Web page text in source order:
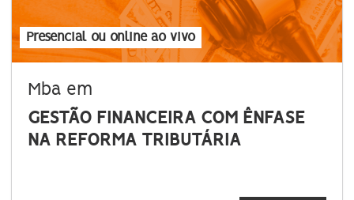
Presencial ou online ao vivo
Mba em
GESTÃO FINANCEIRA COM ÊNFASE
NA REFORMA TRIBUTÁRIA